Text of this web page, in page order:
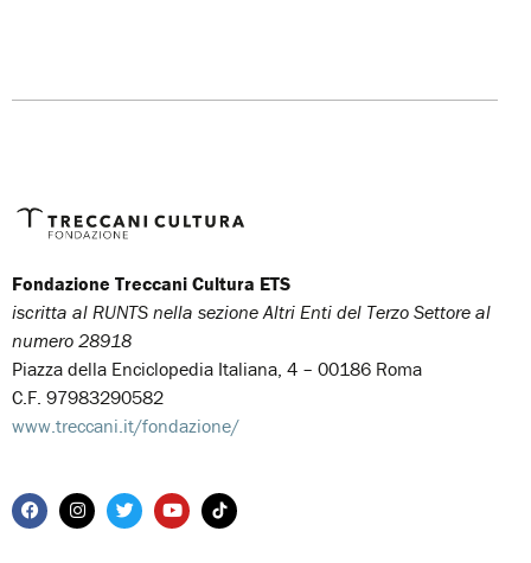
Fondazione Treccani Cultura ETS
iscritta al RUNTS nella sezione Altri Enti del Terzo Settore al
numero 28918
Piazza della Enciclopedia Italiana, 4 – 00186 Roma
C.F. 97983290582
www.treccani.it/fondazione/